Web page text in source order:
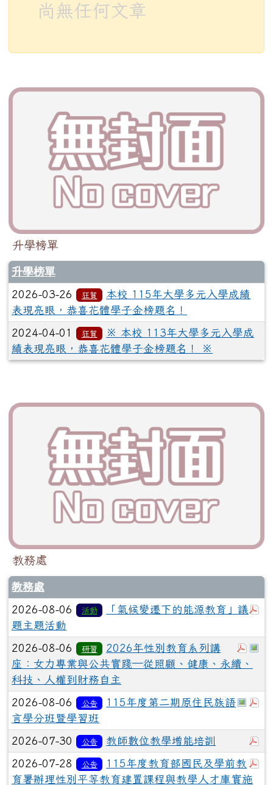
尚無任何文章
升學榜單
升學榜單
2026-03-26 狂賀
本校 115年大學多元入學成績
表現亮眼，恭喜花體學子金榜題名！
2024-04-01 狂賀
※ 本校 113年大學多元入學成
績表現亮眼，恭喜花體學子金榜題名！ ※
教務處
教務處
2026-08-06 活動
「氣候變遷下的能源教育」議
題主題活動
於
2026-08-06 研習
2026年性別教育系列講
座：女力專業與公共實踐─從照顧、健康、永續、
科技、人權到財務自主
於
2026-08-06 公告
115年度第二期原住民族語
言學分班暨學習班
2026-07-30 公告 教師數位教學增能培訓
2026-07-28 公告
115年度教育部國民及學前教
育署辦理性別平等教育建置課程與教學人才庫實施